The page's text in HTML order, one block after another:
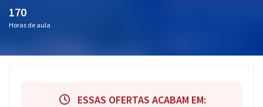
Mentorias
170
Horas de aula
ESSAS OFERTAS ACABAM EM: